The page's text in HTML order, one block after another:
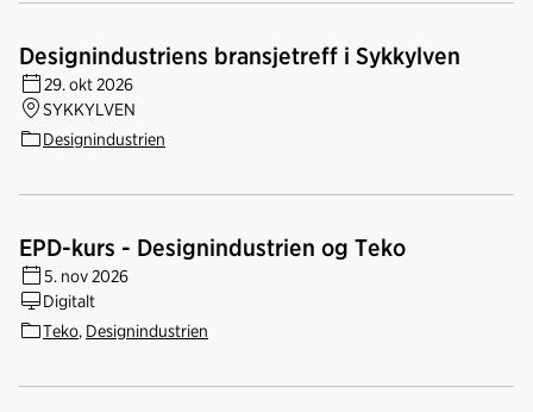
Designindustriens bransjetreff i Sykkylven
29. okt 2026
SYKKYLVEN
Designindustrien
EPD-kurs - Designindustrien og Teko
5. nov 2026
Digitalt
Teko, Designindustrien